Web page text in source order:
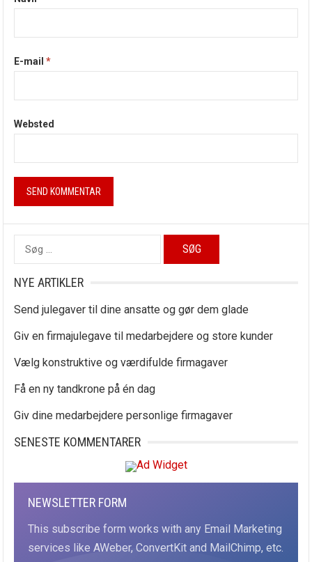
E-mail*
Websted
Søg
efter:
NYE ARTIKLER
Send julegaver til dine ansatte og gør dem glade
Giv en firmajulegave til medarbejdere og store kunder
Vælg konstruktive og værdifulde firmagaver
Få en ny tandkrone på én dag
Giv dine medarbejdere personlige firmagaver
SENESTE KOMMENTARER
NEWSLETTER FORM
This subscribe form works with any Email Marketing
services like AWeber, ConvertKit and MailChimp, etc.